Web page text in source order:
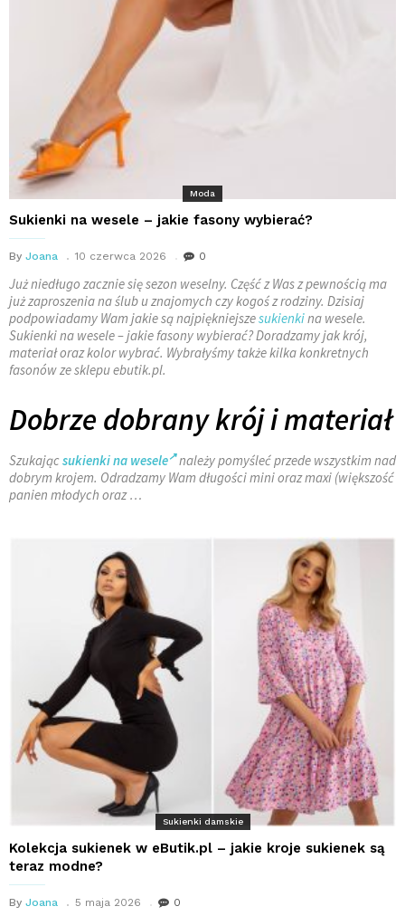
Moda
Sukienki na wesele – jakie fasony wybierać?
By Joana 10 czerwca 2026 0
Już niedługo zacznie się sezon weselny. Część z Was z pewnością ma
już zaproszenia na ślub u znajomych czy kogoś z rodziny. Dzisiaj
podpowiadamy Wam jakie są najpiękniejszesukienkina wesele.
Sukienki na wesele – jakie fasony wybierać? Doradzamy jak krój,
materiał oraz kolor wybrać. Wybrałyśmy także kilka konkretnych
fasonów ze sklepu ebutik.pl.
Dobrze dobrany krój i materiał
Szukając sukienki na wesele należy pomyśleć przede wszystkim nad
dobrym krojem. Odradzamy Wam długości mini oraz maxi (większość
panien młodych oraz …
Sukienki damskie
Kolekcja sukienek w eButik.pl – jakie kroje sukienek są
teraz modne?
By Joana 5 maja 2026 0